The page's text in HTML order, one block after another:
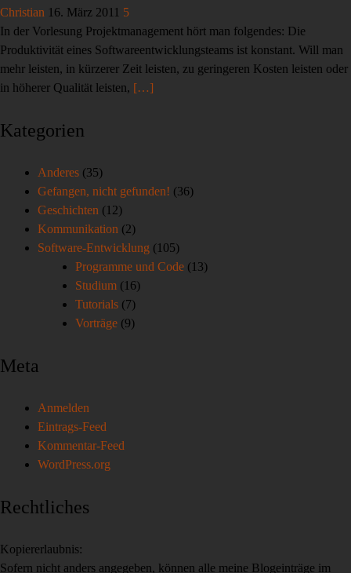
Christian 16. März 2011 5
In der Vorlesung Projektmanagement hört man folgendes: Die
Produktivität eines Softwareentwicklungsteams ist konstant. Will man
mehr leisten, in kürzerer Zeit leisten, zu geringeren Kosten leisten oder
in höherer Qualität leisten, […]
Kategorien
Anderes (35)
Gefangen, nicht gefunden! (36)
Geschichten (12)
Kommunikation (2)
Software-Entwicklung (105)
Programme und Code (13)
Studium (16)
Tutorials (7)
Vorträge (9)
Meta
Anmelden
Eintrags-Feed
Kommentar-Feed
WordPress.org
Rechtliches
Kopiererlaubnis:
Sofern nicht anders angegeben, können alle meine Blogeinträge im